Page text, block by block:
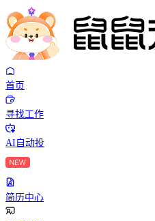
首页
寻找工作
AI自动投
简历中心